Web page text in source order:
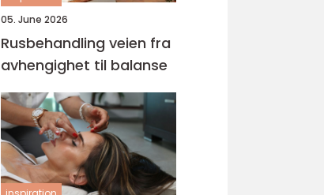
05. June 2026
Rusbehandling veien fra
avhengighet til balanse